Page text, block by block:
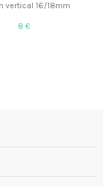
vertical 16/18mm
8 €